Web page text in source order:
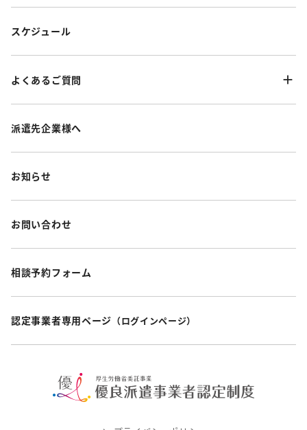
スケジュール
よくあるご質問
派遣先企業様へ
お知らせ
お問い合わせ
相談予約フォーム
認定事業者専用ページ （ログインページ）